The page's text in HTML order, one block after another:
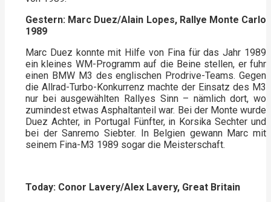
Gestern: Marc Duez/Alain Lopes, Rallye Monte Carlo
1989
Marc Duez konnte mit Hilfe von Fina für das Jahr 1989
ein kleines WM-Programm auf die Beine stellen, er fuhr
einen BMW M3 des englischen Prodrive-Teams. Gegen
die Allrad-Turbo-Konkurrenz machte der Einsatz des M3
nur bei ausgewählten Rallyes Sinn – nämlich dort, wo
zumindest etwas Asphaltanteil war. Bei der Monte wurde
Duez Achter, in Portugal Fünfter, in Korsika Sechter und
bei der Sanremo Siebter. In Belgien gewann Marc mit
seinem Fina-M3 1989 sogar die Meisterschaft.
Today: Conor Lavery/Alex Lavery, Great Britain